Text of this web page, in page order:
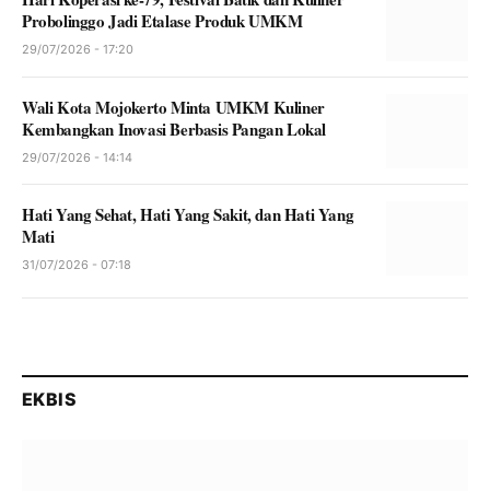
Probolinggo Jadi Etalase Produk UMKM
29/07/2026 - 17:20
Wali Kota Mojokerto Minta UMKM Kuliner
Kembangkan Inovasi Berbasis Pangan Lokal
29/07/2026 - 14:14
Hati Yang Sehat, Hati Yang Sakit, dan Hati Yang
Mati
31/07/2026 - 07:18
EKBIS